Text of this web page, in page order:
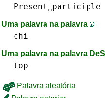
Present␣participle
Uma palavra na palavra
chi
Uma palavra na palavra DeS
top
Palavra aleatória